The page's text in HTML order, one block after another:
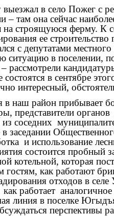
выезжал в село Пожег с
– там она сейчас
на строящуюся ферму. К
ее строительство
с депутатами
ситуацию в поселении,
рассмотрели
состоятся в сентябре
интересный,
в наш район прибывает
представители органов
из соседних
в заседании
и использование
состоится пробный
котельной, которая
гостям, как работают
отходов в
как работает
линия в поселке
перспективы